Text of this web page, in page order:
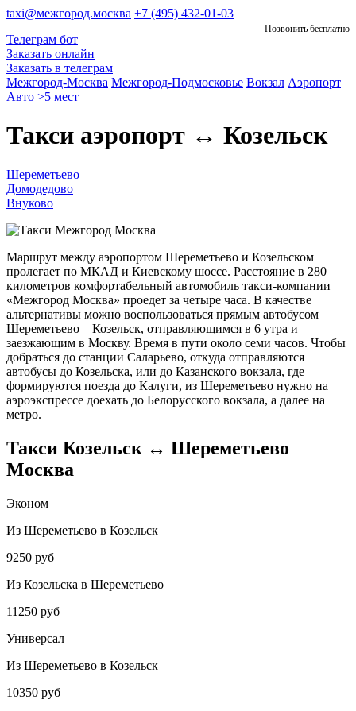
taxi@межгород.москва +7 (495) 432-01-03
Позвонить бесплатно
Телеграм бот
Заказать онлайн
Заказать в телеграм
Межгород-Москва Межгород-Подмосковье Вокзал Аэропорт
Авто >5 мест
Такси аэропорт ↔ Козельск
Шереметьево
Домодедово
Внуково
Маршрут между аэропортом Шереметьево и Козельском
пролегает по МКАД и Киевскому шоссе. Расстояние в 280
километров комфортабельный автомобиль такси-компании
«Межгород Москва» проедет за четыре часа. В качестве
альтернативы можно воспользоваться прямым автобусом
Шереметьево – Козельск, отправляющимся в 6 утра и
заезжающим в Москву. Время в пути около семи часов. Чтобы
добраться до станции Саларьево, откуда отправляются
автобусы до Козельска, или до Казанского вокзала, где
формируются поезда до Калуги, из Шереметьево нужно на
аэроэкспрессе доехать до Белорусского вокзала, а далее на
метро.
Такси Козельск ↔ Шереметьево
Москва
Эконом
Из Шереметьево в Козельск
9250 руб
Из Козельска в Шереметьево
11250 руб
Универсал
Из Шереметьево в Козельск
10350 руб